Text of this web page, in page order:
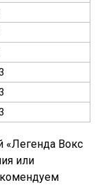
«Легенда Вокс
или